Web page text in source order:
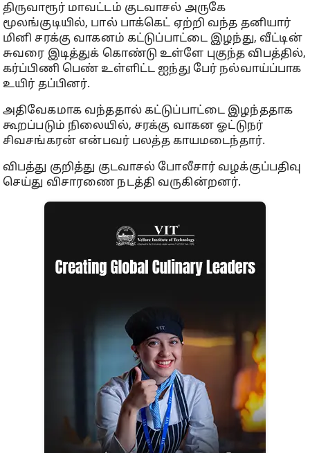
திருவாரூர் மாவட்டம் குடவாசல் அருகே
மூலங்குடியில், பால் பாக்கெட் ஏற்றி வந்த தனியார்
மினி சரக்கு வாகனம் கட்டுப்பாட்டை இழந்து, வீட்டின்
சுவரை இடித்துக் கொண்டு உள்ளே புகுந்த விபத்தில்,
கர்ப்பிணி பெண் உள்ளிட்ட ஐந்து பேர் நல்வாய்ப்பாக
உயிர் தப்பினர்.
அதிவேகமாக வந்ததால் கட்டுப்பாட்டை இழந்ததாக
கூறப்படும் நிலையில், சரக்கு வாகன ஓட்டுநர்
சிவசங்கரன் என்பவர் பலத்த காயமடைந்தார்.
விபத்து குறித்து குடவாசல் போலீசார் வழக்குப்பதிவு
செய்து விசாரணை நடத்தி வருகின்றனர்.